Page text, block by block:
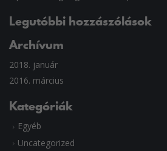
Legutóbbi hozzászólások
Archívum
2018. január
2016. március
Kategóriák
Egyéb
Uncategorized